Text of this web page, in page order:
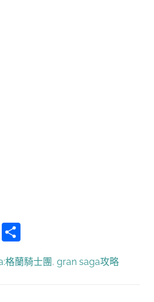
Telegram
格蘭騎士團, gran saga攻略